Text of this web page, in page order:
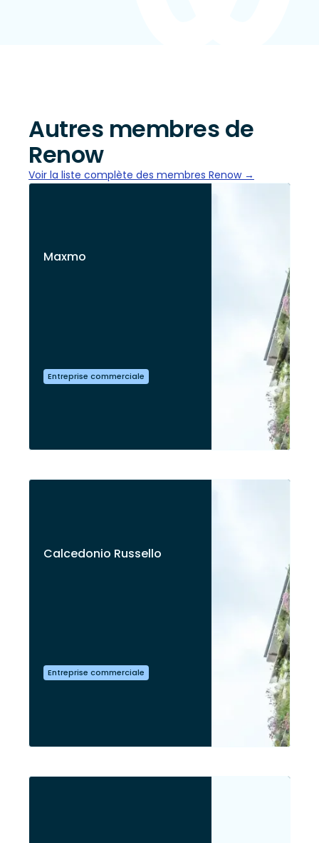
Autres membres de
Renow
Voir la liste complète des membres Renow →
Maxmo
Entreprise commerciale
Calcedonio Russello
Entreprise commerciale